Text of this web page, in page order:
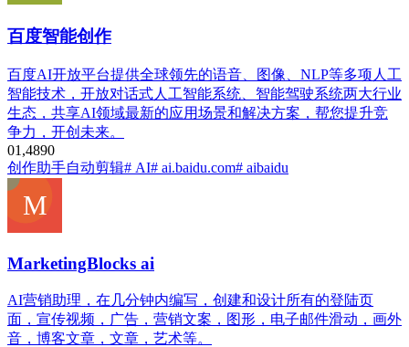
百度智能创作
百度AI开放平台提供全球领先的语音、图像、NLP等多项人工
智能技术，开放对话式人工智能系统、智能驾驶系统两大行业
生态，共享AI领域最新的应用场景和解决方案，帮您提升竞
争力，开创未来。
01,4890
创作助手自动剪辑# AI# ai.baidu.com# aibaidu
MarketingBlocks ai
AI营销助理，在几分钟内编写，创建和设计所有的登陆页
面，宣传视频，广告，营销文案，图形，电子邮件滑动，画外
音，博客文章，文章，艺术等。